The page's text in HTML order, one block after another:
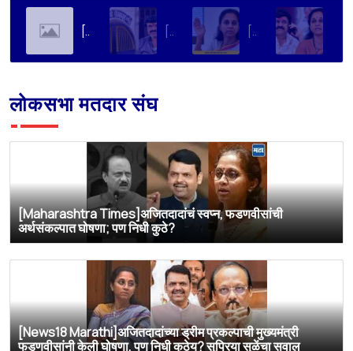
[Soha Ali Khan]Supriya Sule on Family, Power & Politics | Soha Ali Khan | Supriya Sule | All About Her [Loksatta]संतोष देशमुख हत्या प्रकरण : वाल्मिक कराडची रवानगी नागपूर कारागृहात करण्याची सुप्रिया सुळेंची मागणी [Dainik Prabhat]‘वाल्मिक कराडला बीड कारागृहातून नागपूरला हलवा’; सुप्रिया सुळेंची मुख्यमंत्र्यांकडे मोठी मागणी
लोकसभा मतदार संघ
[Maharashtra Times]अजितदादांचं स्वप्न, फडणवीसांची
अर्थसंकल्पात घोषणा; पण निधी कुठे?
[News18 Marathi]अजितदादांच्या ड्रीम प्रकल्पाची मुख्यमंत्री
फडणवीसांनी केली घोषणा, पण निधी कुठेय? सुप्रिया सुळेंचा सवाल